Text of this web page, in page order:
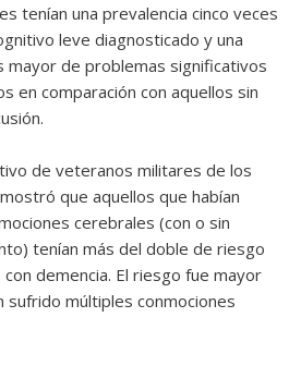
tenían una prevalencia cinco veces
leve diagnosticado y una
mayor de problemas significativos
en comparación con aquellos sin
de veteranos militares de los
que aquellos que habían
cerebrales (con o sin
tenían más del doble de riesgo
demencia. El riesgo fue mayor
sufrido múltiples conmociones